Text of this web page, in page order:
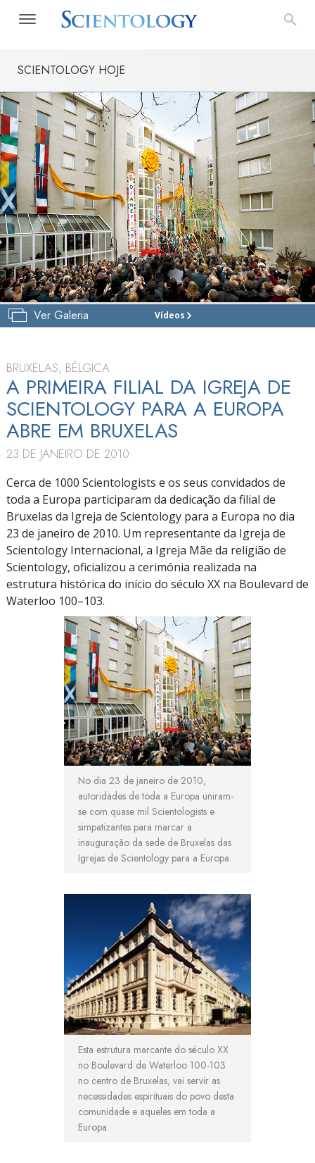
SCIENTOLOGY HOJE
Ver Galeria Vídeos
IGREJAS
EUROPA
VISITE
INAUGURAÇÃO
BRUXELAS, BÉLGICA
A PRIMEIRA FILIAL DA IGREJA DE
SCIENTOLOGY PARA A EUROPA
ABRE EM BRUXELAS
23 DE JANEIRO DE 2010
Cerca de 1000 Scientologists e os seus convidados de
toda a Europa participaram da dedicação da filial de
Bruxelas da Igreja de Scientology para a Europa no dia
23 de janeiro de 2010. Um representante da Igreja de
Scientology Internacional, a Igreja Mãe da religião de
Scientology, oficializou a cerimónia realizada na
estrutura histórica do início do século XX na Boulevard de
Waterloo 100–103.
No dia 23 de janeiro de 2010,
autoridades de toda a Europa uniram-
se com quase mil Scientologists e
simpatizantes para marcar a
inauguração da sede de Bruxelas das
Igrejas de Scientology para a Europa.
Esta estrutura marcante do século XX
no Boulevard de Waterloo 100-103
no centro de Bruxelas, vai servir as
necessidades espirituais do povo desta
comunidade e aqueles em toda a
Europa.